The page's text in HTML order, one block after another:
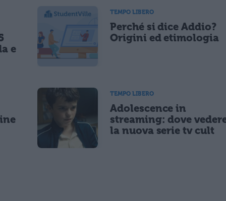
e
TEMPO LIBERO
Perché si dice Addio?
Origini ed etimologia
TEMPO LIBERO
Adolescence in
streaming: dove
la nuova serie tv cult